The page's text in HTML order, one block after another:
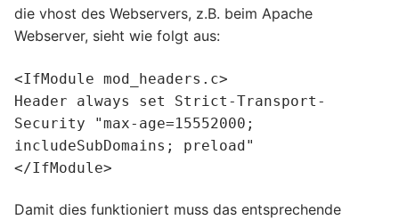
die vhost des Webservers, z.B. beim Apache
Webserver, sieht wie folgt aus:
<IfModule mod_headers.c>
Header always set Strict-Transport-
Security "max-age=15552000;
includeSubDomains; preload"
</IfModule>
Damit dies funktioniert muss das entsprechende